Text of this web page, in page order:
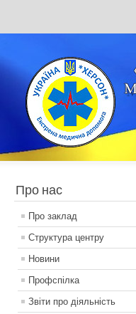
Про нас
Про заклад
Структура центру
Новини
Профспілка
Звіти про діяльність